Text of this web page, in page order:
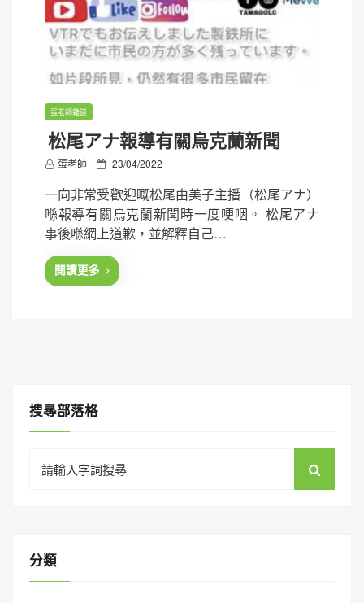
蛋老師雜談
松尾アナ報導有關烏克蘭新聞
蛋老師
P
s
t
e
d
23/04/2022
一向非常受歡迎嘅松尾由美子主播（松尾アナ）
喺報導有關烏克蘭新聞時一度哽咽。 松尾アナ
事後喺網上道歉，並解釋自己…
閱讀更多
搜㝷部落格
for:
分類